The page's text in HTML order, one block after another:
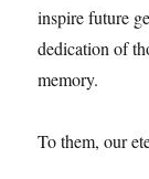
inspire future
dedication of
memory.
To them, our